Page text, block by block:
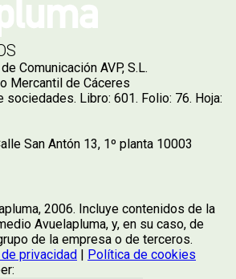
Comunicación AVP, S.L.
Mercantil de Cáceres
sociedades. Libro: 601. Folio: 76. Hoja:
San Antón 13, 1º planta 10003
2006. Incluye contenidos de la
Avuelapluma, y, en su caso, de
de la empresa o de terceros.
privacidad | Política de cookies